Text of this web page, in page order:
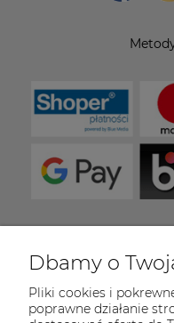
Zapraszamy do
piątku w
Dbamy o
Pliki cookies i
poprawne działanie